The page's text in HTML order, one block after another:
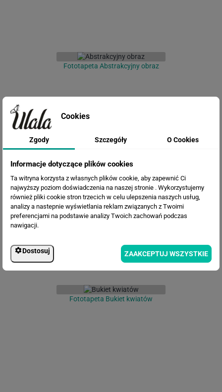
Fototapeta Abstrakcyjny obraz
Fototapeta Egzotyczne liście
Fototapeta Bukiet kwiatów
Cookies
Zgody Szczegóły O Cookies
Informacje dotyczące plików cookies
Ta witryna korzysta z własnych plików cookie, aby zapewnić Ci
najwyższy poziom doświadczenia na naszej stronie . Wykorzystujemy
również pliki cookie stron trzecich w celu ulepszenia naszych usług,
analizy a nastepnie wyświetlania reklam związanych z Twoimi
preferencjami na podstawie analizy Twoich zachowań podczas
nawigacji.
Dostosuj ZAAKCEPTUJ WSZYSTKIE